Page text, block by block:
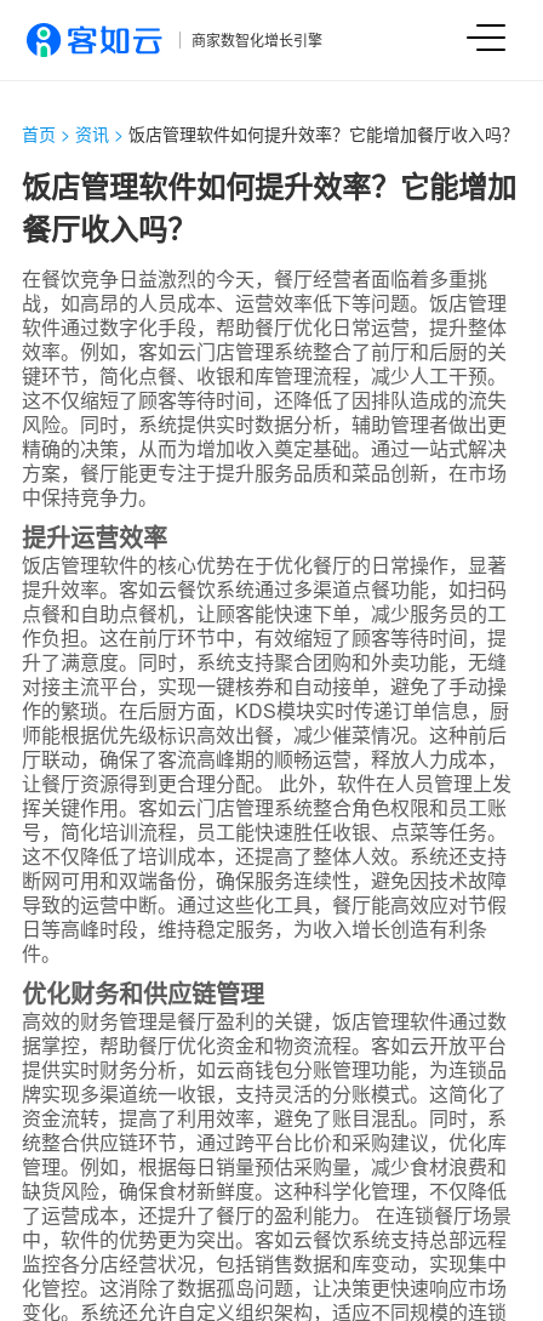
商家数智化增长引擎
首页 > 资讯> 饭店管理软件如何提升效率？它能增加餐厅收入吗？
饭店管理软件如何提升效率？它能增加
餐厅收入吗？
在餐饮竞争日益激烈的今天，餐厅经营者面临着多重挑
战，如高昂的人员成本、运营效率低下等问题。饭店管理
软件通过数字化手段，帮助餐厅优化日常运营，提升整体
效率。例如，客如云门店管理系统整合了前厅和后厨的关
键环节，简化点餐、收银和库管理流程，减少人工干预。
这不仅缩短了顾客等待时间，还降低了因排队造成的流失
风险。同时，系统提供实时数据分析，辅助管理者做出更
精确的决策，从而为增加收入奠定基础。通过一站式解决
方案，餐厅能更专注于提升服务品质和菜品创新，在市场
中保持竞争力。
提升运营效率
饭店管理软件的核心优势在于优化餐厅的日常操作，显著
提升效率。客如云餐饮系统通过多渠道点餐功能，如扫码
点餐和自助点餐机，让顾客能快速下单，减少服务员的工
作负担。这在前厅环节中，有效缩短了顾客等待时间，提
升了满意度。同时，系统支持聚合团购和外卖功能，无缝
对接主流平台，实现一键核券和自动接单，避免了手动操
作的繁琐。在后厨方面，KDS模块实时传递订单信息，厨
师能根据优先级标识高效出餐，减少催菜情况。这种前后
厅联动，确保了客流高峰期的顺畅运营，释放人力成本，
让餐厅资源得到更合理分配。 此外，软件在人员管理上发
挥关键作用。客如云门店管理系统整合角色权限和员工账
号，简化培训流程，员工能快速胜任收银、点菜等任务。
这不仅降低了培训成本，还提高了整体人效。系统还支持
断网可用和双端备份，确保服务连续性，避免因技术故障
导致的运营中断。通过这些化工具，餐厅能高效应对节假
日等高峰时段，维持稳定服务，为收入增长创造有利条
件。
优化财务和供应链管理
高效的财务管理是餐厅盈利的关键，饭店管理软件通过数
据掌控，帮助餐厅优化资金和物资流程。客如云开放平台
提供实时财务分析，如云商钱包分账管理功能，为连锁品
牌实现多渠道统一收银，支持灵活的分账模式。这简化了
资金流转，提高了利用效率，避免了账目混乱。同时，系
统整合供应链环节，通过跨平台比价和采购建议，优化库
管理。例如，根据每日销量预估采购量，减少食材浪费和
缺货风险，确保食材新鲜度。这种科学化管理，不仅降低
了运营成本，还提升了餐厅的盈利能力。 在连锁餐厅场景
中，软件的优势更为突出。客如云餐饮系统支持总部远程
监控各分店经营状况，包括销售数据和库变动，实现集中
化管控。这消除了数据孤岛问题，让决策更快速响应市场
变化。系统还允许自定义组织架构，适应不同规模的连锁